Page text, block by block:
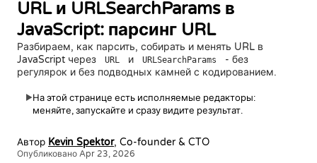
URL и URLSearchParams в
JavaScript: парсинг URL
Разбираем, как парсить, собирать и менять URL в
JavaScript через
URL и URLSearchParams
- без
регулярок и без подводных камней с кодированием.
▶На этой странице есть исполняемые редакторы:
меняйте, запускайте и сразу видите результат.
Автор Kevin Spektor, Co-founder & CTO
Опубликовано Apr 23, 2026